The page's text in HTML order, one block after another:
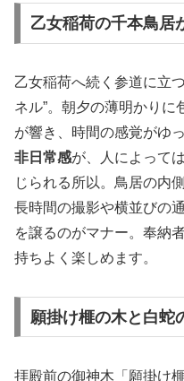
乙女稲荷の千本鳥居
乙女稲荷へ続く参道に立
ネル”。朝夕の薄明かり
が響き、時間の感覚がゆ
非日常感が、人によって
じられる所以。鳥居の内
長時間の撮影や横並びの
を譲るのがマナー。奉納
持ちよく楽しめます。
願掛け榧の木と白蛇
拝殿前の御神木「願掛け